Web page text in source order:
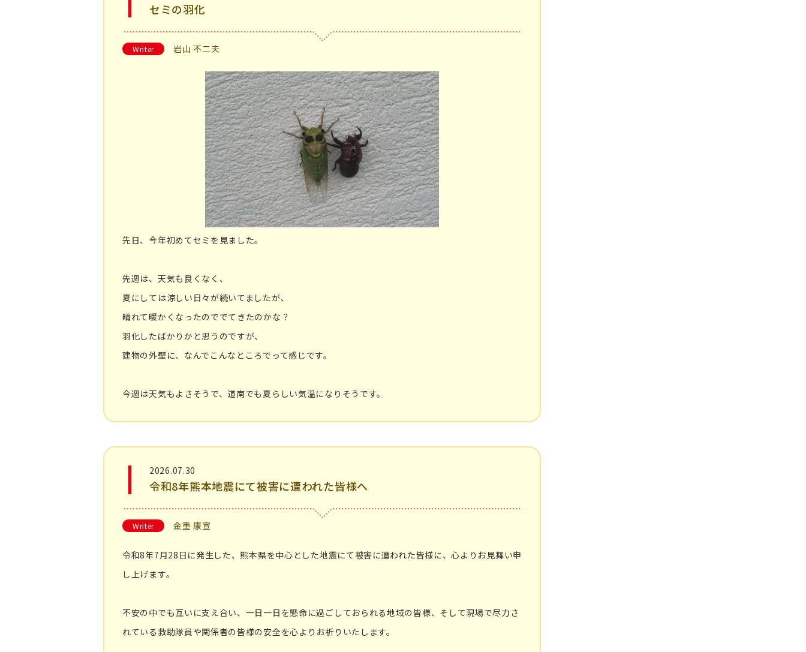
セミの羽化
Writer 岩山 不二夫
先日、今年初めてセミを見ました。
先週は、天気も良くなく、
夏にしては涼しい日々が続いてましたが、
晴れて暖かくなったのででてきたのかな？
羽化したばかりかと思うのですが、
建物の外壁に、なんでこんなところでって感じです。
今週は天気もよさそうで、道南でも夏らしい気温になりそうです。
2026.07.30
令和8年熊本地震にて被害に遭われた皆様へ
Writer 金重 康宣
令和8年7月28日に発生した、熊本県を中心とした地震にて被害に遭われた皆様に、心よりお見舞い申
し上げます。
不安の中でも互いに支え合い、一日一日を懸命に過ごしておられる地域の皆様、そして現場で尽力さ
れている救助隊員や関係者の皆様の安全を心よりお祈りいたします。